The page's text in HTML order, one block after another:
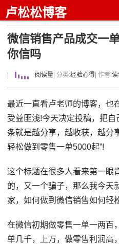
卢松松博客
微信销售产品成交一
你信吗
阅读量 | 分类:经验心得 | 作者:
最近一直看卢老师的博客，也
受益匪浅!今天决定投稿，把
条就是越分享，越收获，越分
轻松做到零售一单5000起”!
这个标题在很多人看来第一眼
的，又一个骗子，那么我今天
家，如何做到微信销售如何轻
在微信初期做零售一单一两百
单几千，上万，做零售利润高